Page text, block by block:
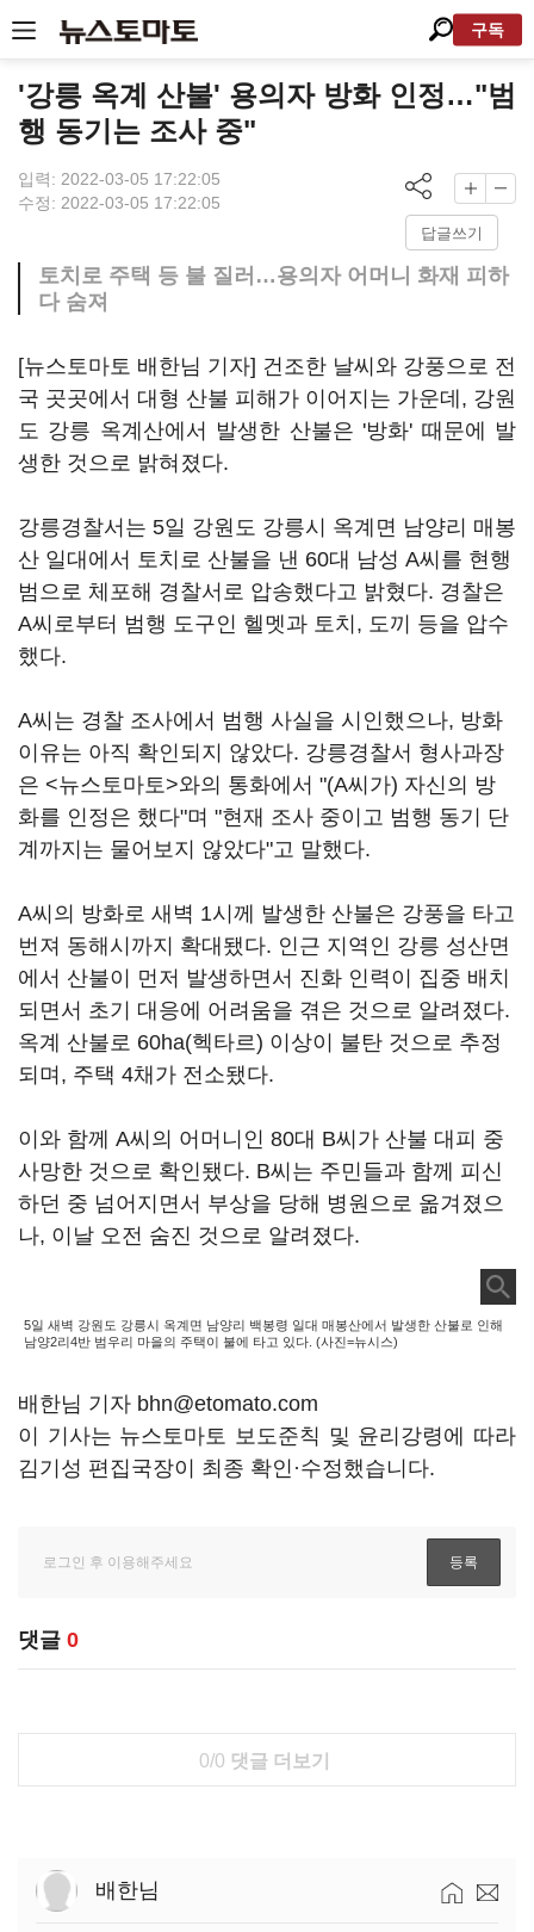
구독
'강릉 옥계 산불' 용의자 방화 인정…"범
행 동기는 조사 중"
입력: 2022-03-05 17:22:05
수정: 2022-03-05 17:22:05
답글쓰기
토치로 주택 등 불 질러…용의자 어머니 화재 피하
다 숨져
[뉴스토마토 배한님 기자] 건조한 날씨와 강풍으로 전
국 곳곳에서 대형 산불 피해가 이어지는 가운데, 강원
도 강릉 옥계산에서 발생한 산불은 '방화' 때문에 발
생한 것으로 밝혀졌다.
강릉경찰서는 5일 강원도 강릉시 옥계면 남양리 매봉
산 일대에서 토치로 산불을 낸 60대 남성 A씨를 현행
범으로 체포해 경찰서로 압송했다고 밝혔다. 경찰은
A씨로부터 범행 도구인 헬멧과 토치, 도끼 등을 압수
했다.
A씨는 경찰 조사에서 범행 사실을 시인했으나, 방화
이유는 아직 확인되지 않았다. 강릉경찰서 형사과장
은 <뉴스토마토>와의 통화에서 "(A씨가) 자신의 방
화를 인정은 했다"며 "현재 조사 중이고 범행 동기 단
계까지는 물어보지 않았다"고 말했다.
A씨의 방화로 새벽 1시께 발생한 산불은 강풍을 타고
번져 동해시까지 확대됐다. 인근 지역인 강릉 성산면
에서 산불이 먼저 발생하면서 진화 인력이 집중 배치
되면서 초기 대응에 어려움을 겪은 것으로 알려졌다.
옥계 산불로 60ha(헥타르) 이상이 불탄 것으로 추정
되며, 주택 4채가 전소됐다.
이와 함께 A씨의 어머니인 80대 B씨가 산불 대피 중
사망한 것으로 확인됐다. B씨는 주민들과 함께 피신
하던 중 넘어지면서 부상을 당해 병원으로 옮겨졌으
나, 이날 오전 숨진 것으로 알려졌다.
5일 새벽 강원도 강릉시 옥계면 남양리 백봉령 일대 매봉산에서 발생한 산불로 인해
남양2리4반 범우리 마을의 주택이 불에 타고 있다. (사진=뉴시스)
배한님 기자 bhn@etomato.com
이 기사는 뉴스토마토 보도준칙 및 윤리강령에 따라
김기성 편집국장이 최종 확인·수정했습니다.
댓글 0
0/0 댓글 더보기
배한님